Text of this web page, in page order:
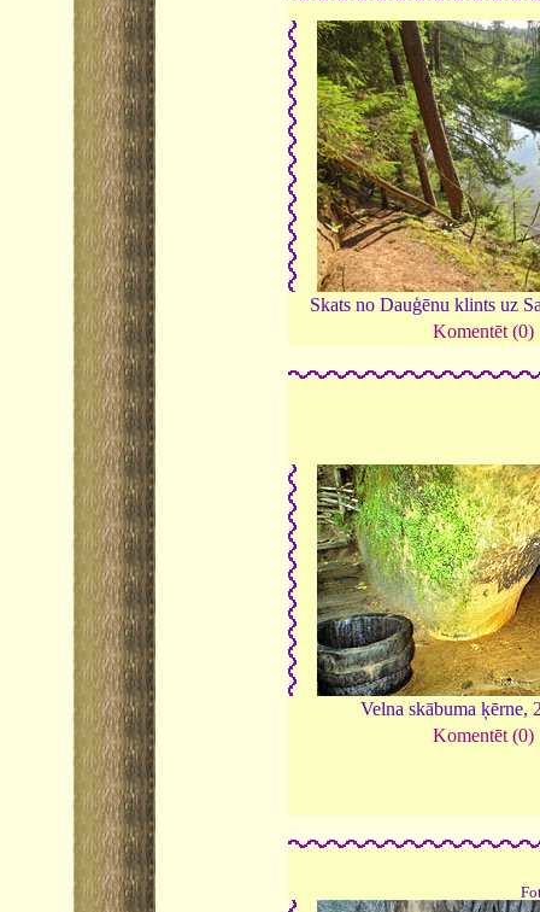
Skats no Dauģēnu klints uz
Komentēt (0)
Velna skābuma ķērne,
Komentēt (0)